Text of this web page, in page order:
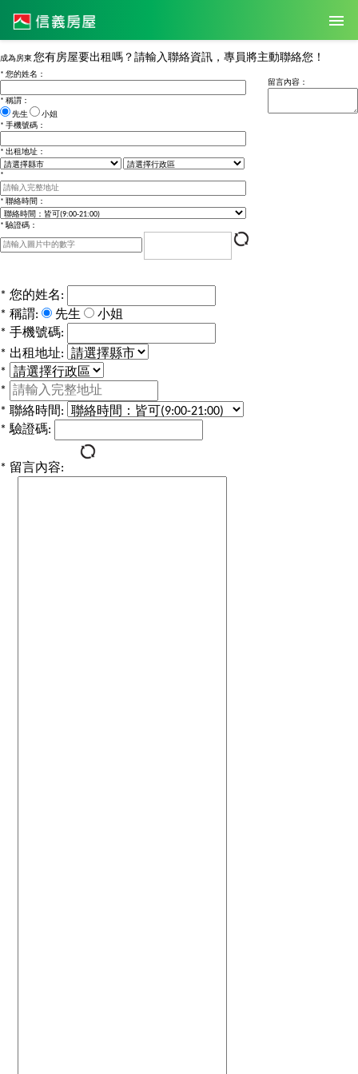
成為房東您有房屋要出租嗎？請輸入聯絡資訊，專員將主動聯絡您！
* 您的姓名：
* 稱謂：
先生
小姐
* 手機號碼：
* 出租地址：
*
* 聯絡時間：
* 驗證碼：
留言內容：
* 您的姓名:
* 稱謂: 先生
小姐
* 手機號碼:
* 出租地址:
*
*
* 聯絡時間:
* 驗證碼:
* 留言內容: